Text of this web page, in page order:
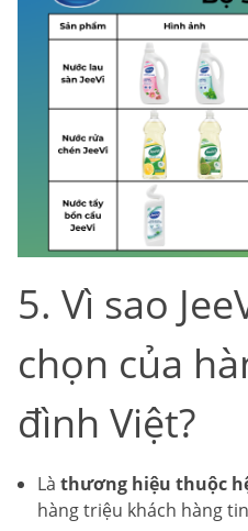
5. Vì sao
chọn của
đình Việt?
Là thương hiệu thuộc
hàng triệu khách hàng